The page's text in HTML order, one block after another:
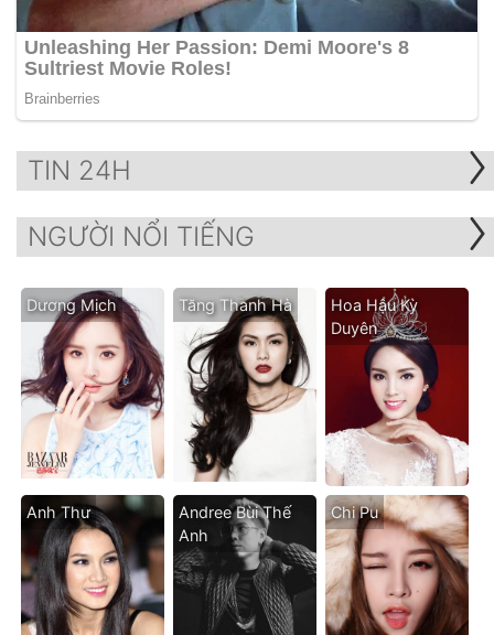
TIN 24H
NGƯỜI NỔI TIẾNG
Dương Mịch Tăng Thanh Hà
Hoa Hậu Kỳ
Duyên
Anh Thư
Andree Bùi Thế
Anh
Chi Pu